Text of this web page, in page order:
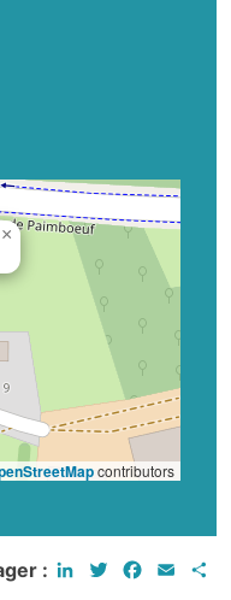
×
contributors
: LinkedInTwitter Email